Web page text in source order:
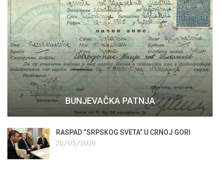
BUNJEVAČKA PATNJA
RASPAD “SRPSKOG SVETA” U CRNOJ GORI
25/05/2026